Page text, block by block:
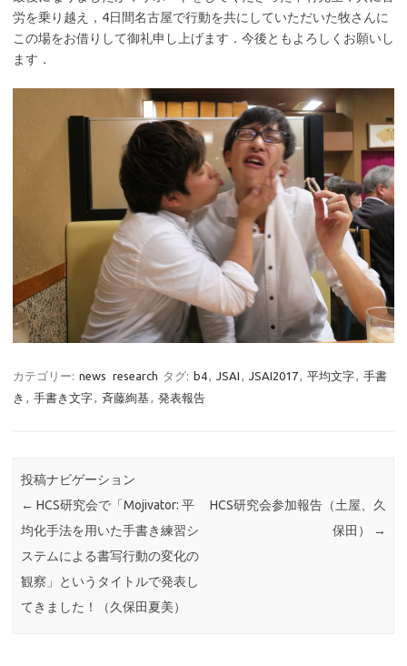
労を乗り越え，4日間名古屋で行動を共にしていただいた牧さんに
この場をお借りして御礼申し上げます．今後ともよろしくお願いし
ます．
カテゴリー: news research タグ: b4, JSAI , JSAI2017, 平均文字, 手書
き , 手書き文字, 斉藤絢基, 発表報告
投稿ナビゲーション
← HCS研究会で「Mojivator: 平
均化手法を用いた手書き練習シ
ステムによる書写行動の変化の
観察」というタイトルで発表し
てきました！（久保田夏美）
HCS研究会参加報告（土屋、久
保田）
→